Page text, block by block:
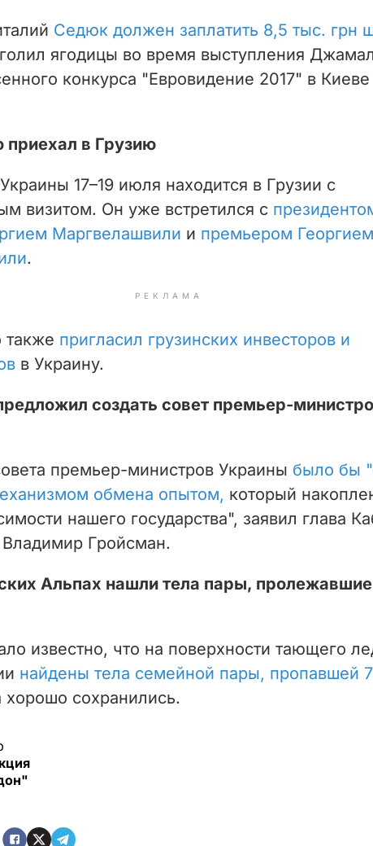
Седюк должен заплатить 8,5 тыс. грн
ягодицы во время выступления
конкурса "Евровидение 2017" в Киеве
в Грузию
17–19 июля находится в Грузии с
визитом. Он уже встретился с
Маргвелашвили и премьером Георгием
.
РЕКЛАМА
пригласил грузинских инвесторов и
в Украину.
создать совет премьер-
премьер-министров Украины было бы
обмена опытом, который
нашего государства", заявил глава
Гройсман.
Альпах нашли тела пары,
известно, что на поверхности тающего
найдены тела семейной пары, пропавшей
хорошо сохранились.